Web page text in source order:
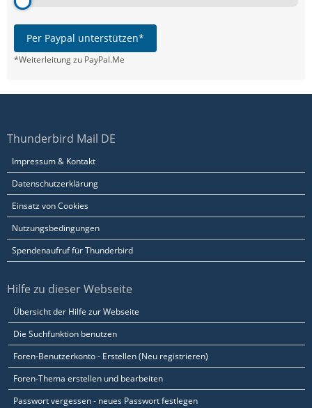
Per Paypal unterstützen*
*Weiterleitung zu PayPal.Me
Thunderbird Mail DE
Impressum & Kontakt
Datenschutzerklärung
Einsatz von Cookies
Nutzungsbedingungen
Spendenaufruf für Thunderbird
Hilfe zu dieser Webseite
Übersicht der Hilfe zur Webseite
Die Suchfunktion benutzen
Foren-Benutzerkonto - Erstellen (Neu registrieren)
Foren-Thema erstellen und bearbeiten
Passwort vergessen - neues Passwort festlegen